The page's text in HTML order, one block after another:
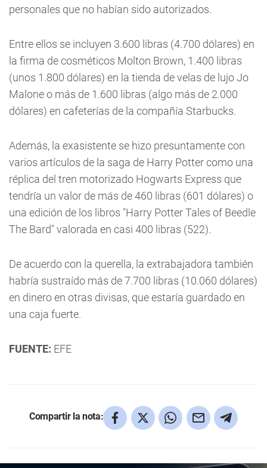
personales que no habían sido autorizados.
Entre ellos se incluyen 3.600 libras (4.700 dólares) en
la firma de cosméticos Molton Brown, 1.400 libras
(unos 1.800 dólares) en la tienda de velas de lujo Jo
Malone o más de 1.600 libras (algo más de 2.000
dólares) en cafeterías de la compañía Starbucks.
Además, la exasistente se hizo presuntamente con
varios artículos de la saga de Harry Potter como una
réplica del tren motorizado Hogwarts Express que
tendría un valor de más de 460 libras (601 dólares) o
una edición de los libros "Harry Potter Tales of Beedle
The Bard" valorada en casi 400 libras (522).
De acuerdo con la querella, la extrabajadora también
habría sustraído más de 7.700 libras (10.060 dólares)
en dinero en otras divisas, que estaría guardado en
una caja fuerte.
FUENTE: EFE
Compartir la nota: